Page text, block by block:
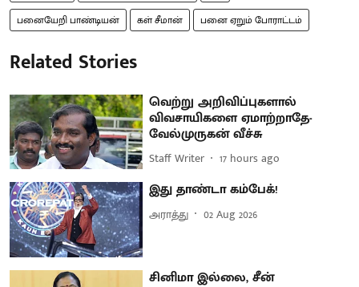
பனையேறி பாண்டியன்
கள் சீமான் பனை ஏறும் போராட்டம்
Related Stories
வெற்று அறிவிப்புகளால்
விவசாயிகளை ஏமாற்றாதே-
வேல்முருகன் வீச்சு
Staff Writer 17 hours ago
இது தாண்டா கம்பேக்!
அராத்து 02 Aug 2026
சினிமா இல்லை, சீன்